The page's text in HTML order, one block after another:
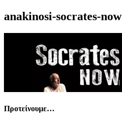
anakinosi-socrates-now
Προτείνουμε…